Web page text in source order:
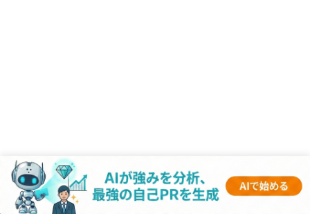
RANKING - 業界記事 -